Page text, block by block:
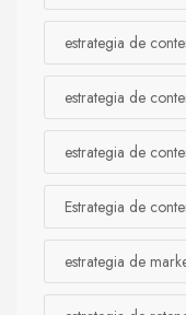
estrategia de
estrategia de
estrategia de
Estrategia de
estrategia de